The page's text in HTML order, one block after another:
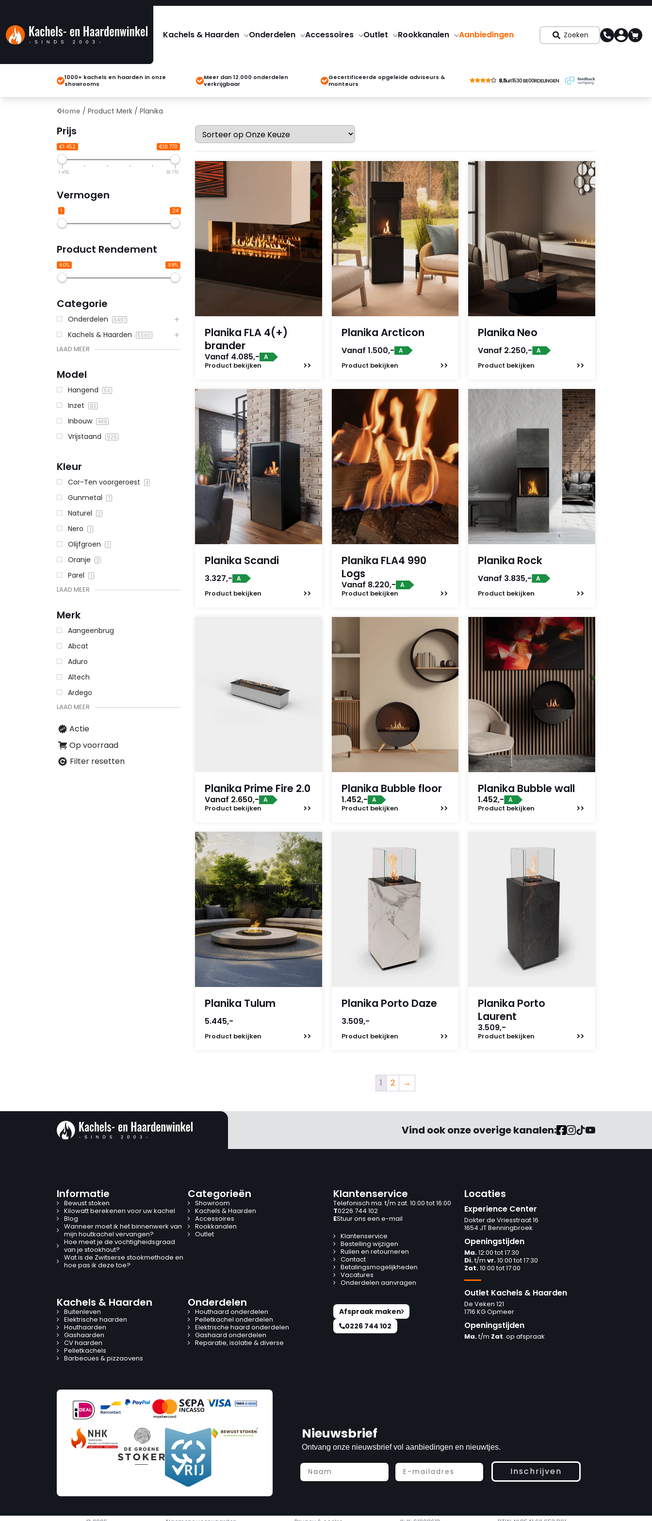
Kachels & Haarden Onderdelen Accessoires Outlet Rookkanalen Aanbiedingen Zoeken
1000+ kachels en haarden in onze
showrooms
Meer dan 12.000 onderdelen
verkrijgbaar
Gecertificeerde opgeleide adviseurs &
monteurs
8,5uit1530 BE00RDELINGEN
Home / Product Merk / Planika
Prijs
€1 452 €18 770
1 452 18 770
Vermogen
1 24
Product Rendement
60% 99%
Categorie
Onderdelen 6497
Kachels & Haarden 5560
LAAD MEER
Model
Hangend 56
Inzet 83
Inbouw 486
Vrijstaand 925
Kleur
Cor-Ten voorgeroest 4
Gunmetal 1
Naturel 2
Nero 1
Olijfgroen 1
Oranje 3
Parel 1
LAAD MEER
Merk
Aangeenbrug
Abcat
Aduro
Altech
Ardego
LAAD MEER
Actie
Op voorraad
Filter resetten
Planika FLA 4(+)
brander
Vanaf 4.085,- A
Product bekijken
Planika Arcticon
Vanaf 1.500,- A
Product bekijken
Planika Neo
Vanaf 2.250,- A
Product bekijken
Planika Scandi
3.327,- A
Product bekijken
Planika FLA4 990
Logs
Vanaf 8.220,- A
Product bekijken
Planika Rock
Vanaf 3.835,- A
Product bekijken
Planika Prime Fire 2.0
Vanaf 2.650,- A
Product bekijken
Planika Bubble floor
1.452,- A
Product bekijken
Planika Bubble wall
1.452,- A
Product bekijken
Planika Tulum
5.445,-
Product bekijken
Planika Porto Daze
3.509,-
Product bekijken
Planika Porto
Laurent
3.509,-
Product bekijken
1 2 →
Vind ook onze overige kanalen:
Informatie
Bewust stoken
Kilowatt berekenen voor uw kachel
Blog
Wanneer moet ik het binnenwerk van
mijn houtkachel vervangen?
Hoe meet je de vochtigheidsgraad
van je stookhout?
Wat is de Zwitserse stookmethode en
hoe pas ik deze toe?
Categorieën
Showroom
Kachels & Haarden
Accessoires
Rookkanalen
Outlet
Kachels & Haarden
Buitenleven
Elektrische haarden
Houthaarden
Gashaarden
CV haarden
Pelletkachels
Barbecues & pizzaovens
Onderdelen
Houthaard onderdelen
Pelletkachel onderdelen
Elektrische haard onderdelen
Gashaard onderdelen
Reparatie, isolatie & diverse
Klantenservice
Telefonisch ma. t/m zat. 10:00 tot 16:00
T0226 744 102
EStuur ons een e-mail
Klantenservice
Bestelling wijzigen
Ruilen en retourneren
Contact
Betalingsmogelijkheden
Vacatures
Onderdelen aanvragen
Afspraak maken
0226 744 102
Locaties
Experience Center
Dokter de Vriesstraat 16
1654 JT Benningbroek
Openingstijden
Ma.12:00 tot 17:30
Di.t/m vr.10:00 tot 17:30
Zat.10:00 tot 17:00
Outlet Kachels & Haarden
De Veken 121
1716 KG Opmeer
Openingstijden
Ma.t/m Zat. op afspraak
Nieuwsbrief
Ontvang onze nieuwsbrief vol aanbiedingen en nieuwtjes.
Inschrijven